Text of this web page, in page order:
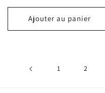
habituel
Ajouter au panier
1 2